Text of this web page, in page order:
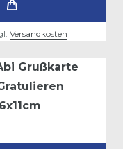
Versandkosten
Grußkarte